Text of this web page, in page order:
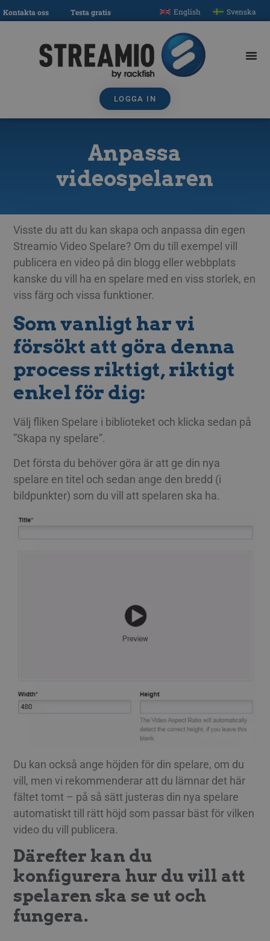
Kontakta oss Testa gratis English Svenska
LOGGA IN
Anpassa
videospelaren
Visste du att du kan skapa och anpassa din egen
Streamio Video Spelare? Om du till exempel vill
publicera en video på din blogg eller webbplats
kanske du vill ha en spelare med en viss storlek, en
viss färg och vissa funktioner.
Som vanligt har vi
försökt att göra denna
process riktigt, riktigt
enkel för dig:
Välj fliken Spelare i biblioteket och klicka sedan på
”Skapa ny spelare”.
Det första du behöver göra är att ge din nya
spelare en titel och sedan ange den bredd (i
bildpunkter) som du vill att spelaren ska ha.
Du kan också ange höjden för din spelare, om du
vill, men vi rekommenderar att du lämnar det här
fältet tomt – på så sätt justeras din nya spelare
automatiskt till rätt höjd som passar bäst för vilken
video du vill publicera.
Därefter kan du
konfigurera hur du vill att
spelaren ska se ut och
fungera.